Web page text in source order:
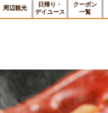
周辺観光
日帰り・
デイユース
クーポン
一覧